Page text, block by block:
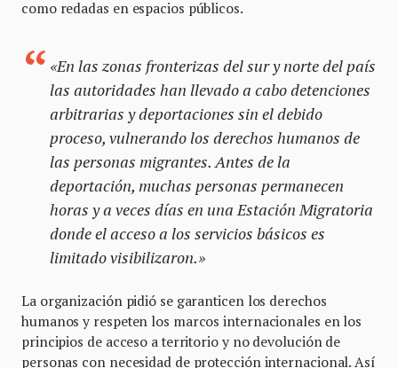
como redadas en espacios públicos.
«En las zonas fronterizas del sur y norte del país
las autoridades han llevado a cabo detenciones
arbitrarias y deportaciones sin el debido
proceso, vulnerando los derechos humanos de
las personas migrantes. Antes de la
deportación, muchas personas permanecen
horas y a veces días en una Estación Migratoria
donde el acceso a los servicios básicos es
limitado visibilizaron.»
La organización pidió se garanticen los derechos
humanos y respeten los marcos internacionales en los
principios de acceso a territorio y no devolución de
personas con necesidad de protección internacional. Así